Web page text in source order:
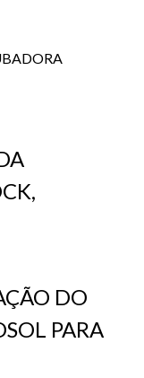
DO
PARA